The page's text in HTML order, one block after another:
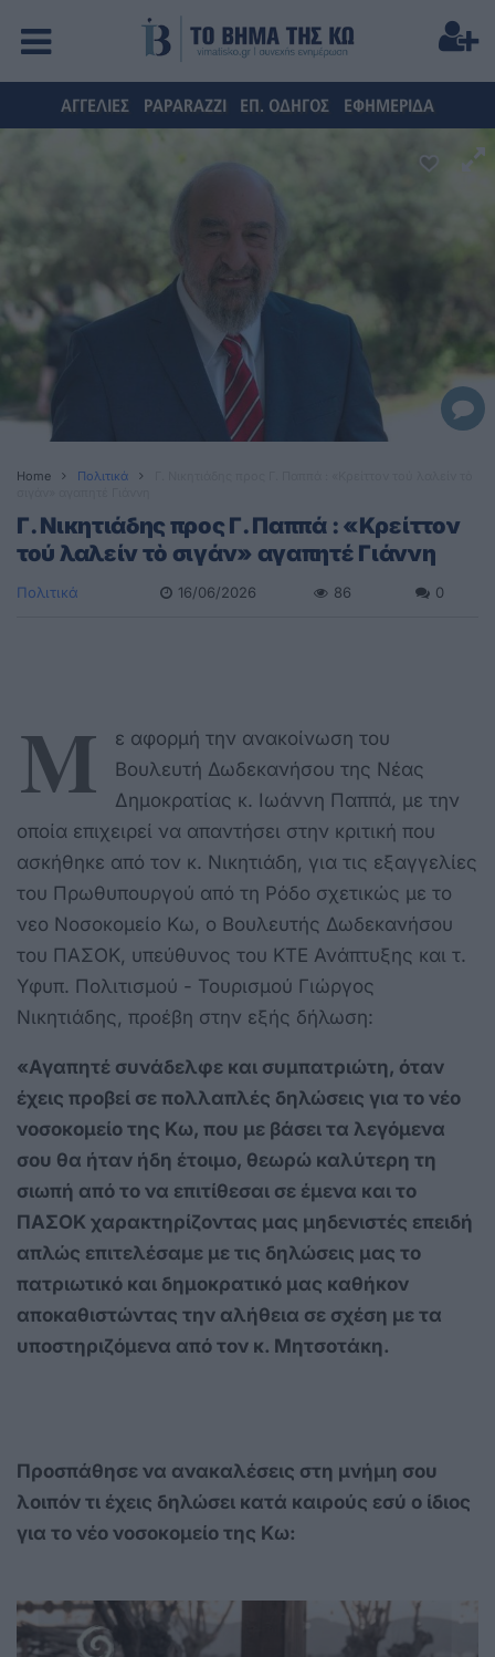
ΑΓΓΕΛΙΕΣ PAPARAZZI ΕΠ. ΟΔΗΓΟΣ ΕΦΗΜΕΡΙΔΑ
Home Πολιτικά
Γ. Νικητιάδης προς Γ. Παππά : «Κρείττον
τού λαλείν τὸ σιγάν» αγαπητέ Γιάννη
Πολιτικά 16/06/2026 86 0
Μ
ε αφορμή την ανακοίνωση του
Βουλευτή Δωδεκανήσου της Νέας
Δημοκρατίας κ. Ιωάννη Παππά, με την
οποία επιχειρεί να απαντήσει στην κριτική που
ασκήθηκε από τον κ. Νικητιάδη, για τις εξαγγελίες
του Πρωθυπουργού από τη Ρόδο σχετικώς με το
νεο Νοσοκομείο Κω, ο Βουλευτής Δωδεκανήσου
του ΠΑΣΟΚ, υπεύθυνος του ΚΤΕ Ανάπτυξης και τ.
Υφυπ. Πολιτισμού - Τουρισμού Γιώργος
Νικητιάδης, προέβη στην εξής δήλωση:
«Αγαπητέ συνάδελφε και συμπατριώτη, όταν
έχεις προβεί σε πολλαπλές δηλώσεις για το νέο
νοσοκομείο της Κω, που με βάσει τα λεγόμενα
σου θα ήταν ήδη έτοιμο, θεωρώ καλύτερη τη
σιωπή από το να επιτίθεσαι σε έμενα και το
ΠΑΣΟΚ χαρακτηρίζοντας μας μηδενιστές επειδή
απλώς επιτελέσαμε με τις δηλώσεις μας το
πατριωτικό και δημοκρατικό μας καθήκον
αποκαθιστώντας την αλήθεια σε σχέση με τα
υποστηριζόμενα από τον κ. Μητσοτάκη.
Προσπάθησε να ανακαλέσεις στη μνήμη σου
λοιπόν τι έχεις δηλώσει κατά καιρούς εσύ ο ίδιος
για το νέο νοσοκομείο της Κω: